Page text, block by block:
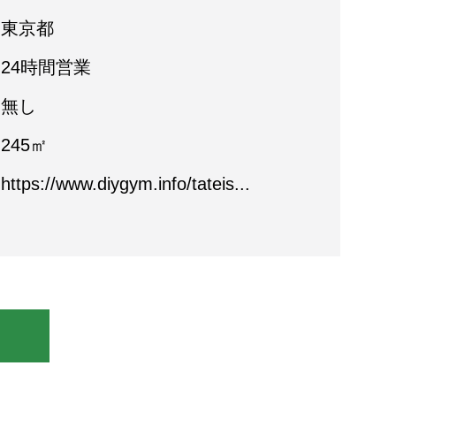
東京都
24時間営業
無し
245㎡
https://www.diygym.info/tateis...